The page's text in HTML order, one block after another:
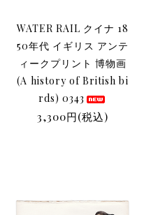
WATER RAIL クイナ 18
50年代 イギリス アンテ
ィークプリント 博物画
(A history of British bi
rds) 0343
3,300円(税込)